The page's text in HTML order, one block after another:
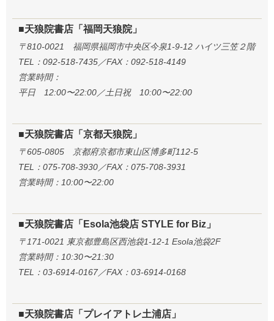
■天狼院書店「福岡天狼院」
〒810-0021 福岡県福岡市中央区今泉1-9-12 ハイツ三笠２階
TEL：092-518-7435／FAX：092-518-4149
営業時間：
平日 12:00〜22:00／土日祝 10:00〜22:00
■天狼院書店「京都天狼院」
〒605-0805 京都府京都市東山区博多町112-5
TEL：075-708-3930／FAX：075-708-3931
営業時間：10:00〜22:00
■天狼院書店「Esola池袋店 STYLE for Biz」
〒171-0021 東京都豊島区西池袋1-12-1 Esola池袋2F
営業時間：10:30〜21:30
TEL：03-6914-0167／FAX：03-6914-0168
■天狼院書店「プレイアトレ土浦店」